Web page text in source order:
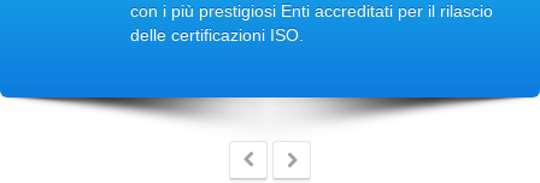
con i più prestigiosi Enti accreditati per il rilascio
delle certificazioni ISO.